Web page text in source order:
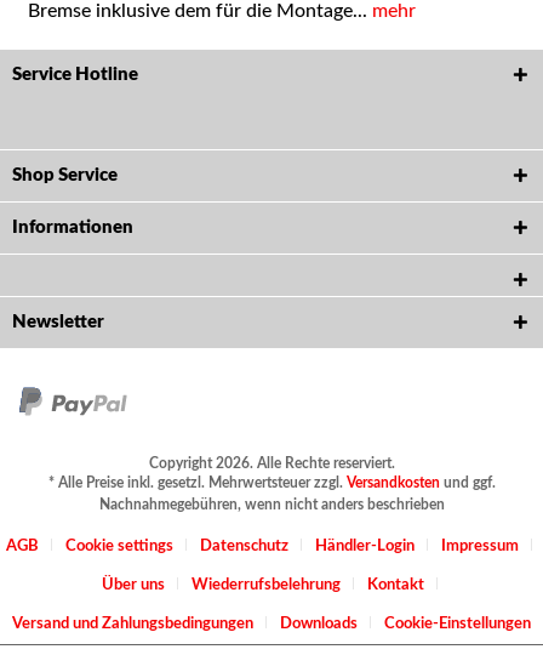
Bremse inklusive dem für die Montage... mehr
Service Hotline
Shop Service
Informationen
Newsletter
Copyright 2026. Alle Rechte reserviert.
* Alle Preise inkl. gesetzl. Mehrwertsteuer zzgl. Versandkostenund ggf.
Nachnahmegebühren, wenn nicht anders beschrieben
AGB Cookie settings Datenschutz Händler-Login Impressum
Über uns Wiederrufsbelehrung Kontakt
Versand und Zahlungsbedingungen Downloads Cookie-Einstellungen